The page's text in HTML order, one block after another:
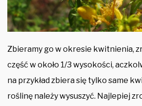
Zbieramy go w okresie kwitnienia,
część w około 1/3 wysokości,
na przykład zbiera się tylko same
roślinę należy wysuszyć. Najlepiej